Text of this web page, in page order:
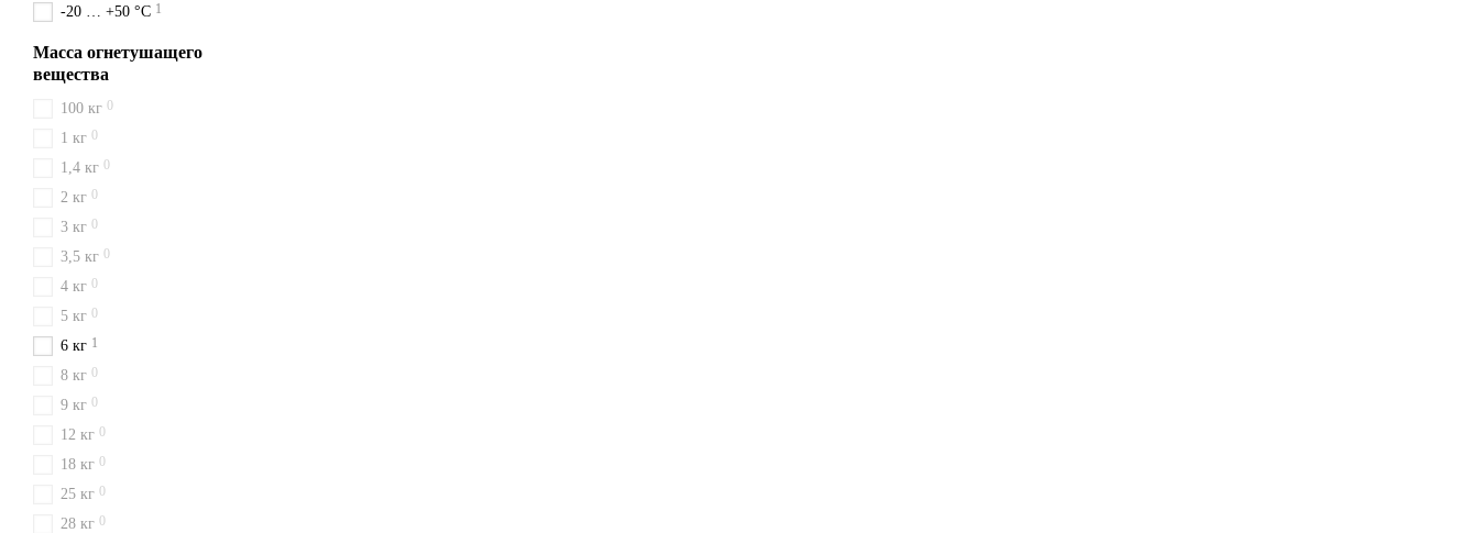
-20 … +50 °C 1
Масса огнетушащего
вещества
100 кг 0
1 кг 0
1,4 кг 0
2 кг 0
3 кг 0
3,5 кг 0
4 кг 0
5 кг 0
6 кг 1
8 кг 0
9 кг 0
12 кг 0
18 кг 0
25 кг 0
28 кг 0